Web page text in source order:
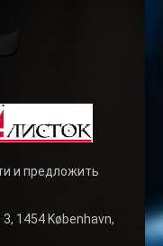
и предложить
1454 København,